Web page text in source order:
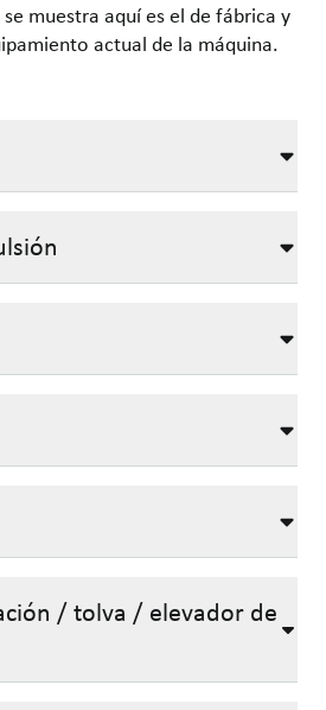
muestra aquí es el de fábrica y
actual de la máquina.
/ tolva / elevador de